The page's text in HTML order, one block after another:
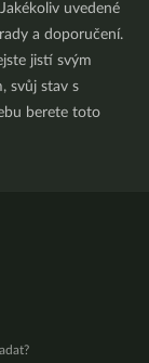
uvedené
a doporučení.
jistí svým
svůj stav s
berete toto